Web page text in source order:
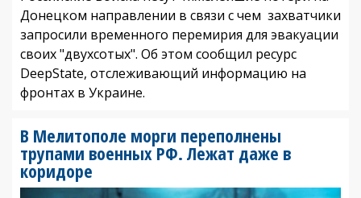
Донецком направлении в связи с чем захватчики
запросили временного перемирия для эвакуации
своих "двухсотых". Об этом сообщил ресурс
DeepState, отслеживающий информацию на
фронтах в Украине.
В Мелитополе морги переполнены
трупами военных РФ. Лежат даже в
коридоре